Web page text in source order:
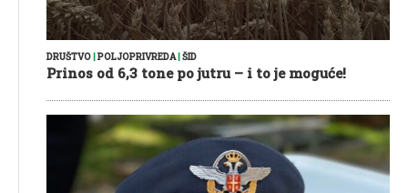
DRUŠTVO|POLJOPRIVREDA|ŠID
Prinos od 6,3 tone po jutru – i to je moguće!